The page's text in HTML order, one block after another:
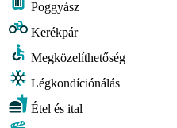
Poggyász
Kerékpár
Megközelíthetőség
Légkondíciónálás
Étel és ital